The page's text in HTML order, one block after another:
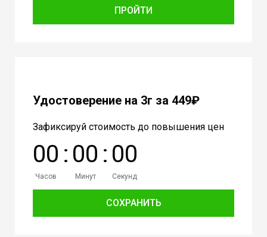
ПРОЙТИ
Удостоверение на 3г за 449₽
Зафиксируй стоимость до повышения цен
00
Часов
: 00
Минут
: 00
Секунд
СОХРАНИТЬ